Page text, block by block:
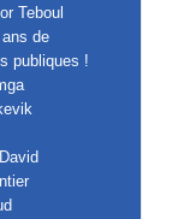
Teboul
de
publiques !